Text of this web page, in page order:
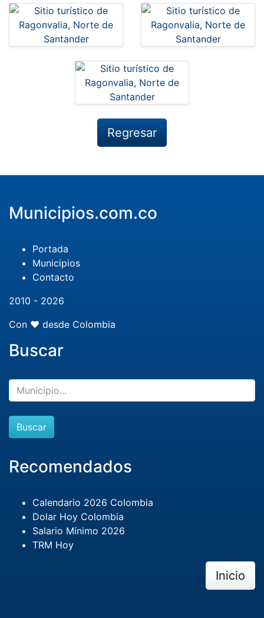
Regresar
Municipios.com.co
Portada
Municipios
Contacto
2010 - 2026
Con ❤️ desde Colombia
Buscar
Buscar
Recomendados
Calendario 2026 Colombia
Dolar Hoy Colombia
Salario Mínimo 2026
TRM Hoy
Inicio